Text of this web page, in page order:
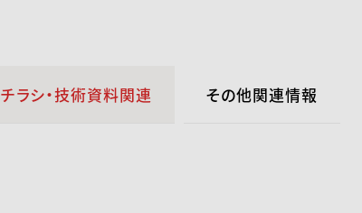
チラシ・技術資料関連 その他関連情報